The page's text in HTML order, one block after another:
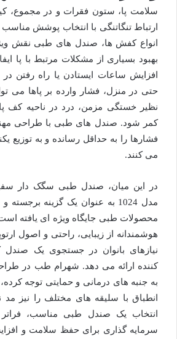
سلامت پا، ستون فقرات و در مجموع،
ارتباط تنگاتنگی با انتخاب پوشش مناسب
انواع کفش ها، صندل های طبی نقش
بهبود بسیاری از مشکلات مرتبط با پا
افزایش ساعات ایستادن یا راه رفتن
حتی در منزل، فشار وارده بر پاها می
نظیر خستگی مزمن، درد در ناحیه کف
کمر شود. صندل های طبی با طراحی
فشارها را به حداقل رسانده و به توزیع
می کنند.
در این میان، صندل طبی سگک دار
مدل 1024 به عنوان یک گزینه
محصولات طبی جایگاه ویژه ای یافته
هوشمندانه از زیبایی، راحتی و اصول
نیازهای بانوان در جستجوی یک
کننده ارائه می دهد. شهرام طب در
به جنبه های درمانی و حمایتی توجه کرده،
انطباق با سلیقه های مختلف را نیز
انتخاب یک صندل طبی مناسب،
سرمایه گذاری برای حفظ سلامت و